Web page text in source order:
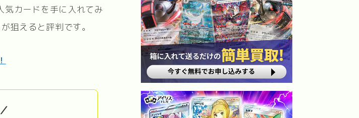
気カードを手に入れてみ
狙えると評判です。
／